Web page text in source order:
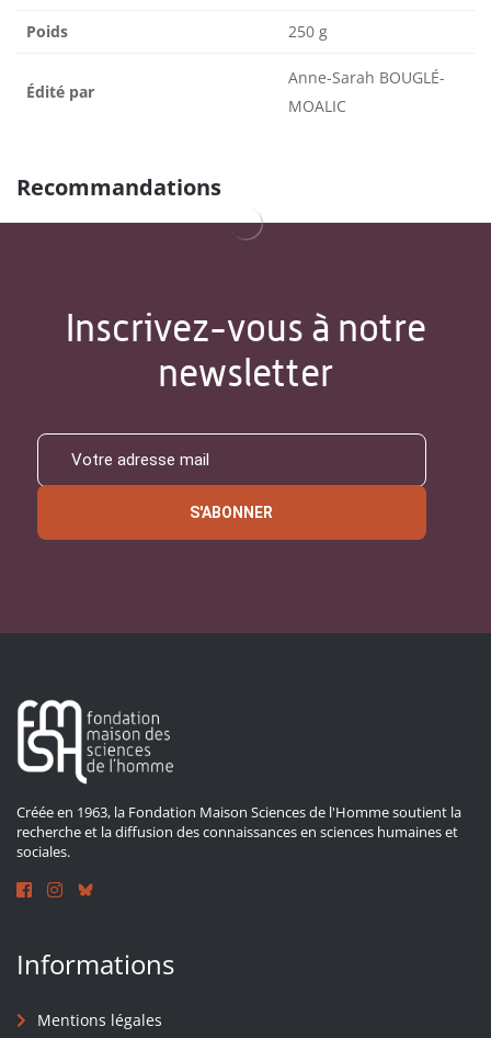
Poids 250 g
Édité par
Anne-Sarah BOUGLÉ-
MOALIC
Recommandations
Inscrivez-vous à notre
newsletter
S'ABONNER
Créée en 1963, la Fondation Maison Sciences de l'Homme soutient la
recherche et la diffusion des connaissances en sciences humaines et
sociales.
Informations
Mentions légales